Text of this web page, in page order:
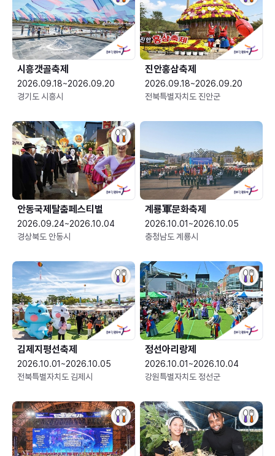
시흥갯골축제
2026.09.18~2026.09.20
경기도 시흥시
진안홍삼축제
2026.09.18~2026.09.20
전북특별자치도 진안군
안동국제탈춤페스티벌
2026.09.24~2026.10.04
경상북도 안동시
2026.10.01~2026.10.05
충청남도 계룡시
김제지평선축제
2026.10.01~2026.10.05
전북특별자치도 김제시
정선아리랑제
2026.10.01~2026.10.04
강원특별자치도 정선군